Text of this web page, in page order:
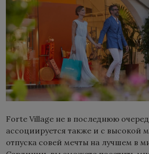
Forte Village не в последнюю
ассоциируется также и с высокой
отпуска совей мечты на лучшем в